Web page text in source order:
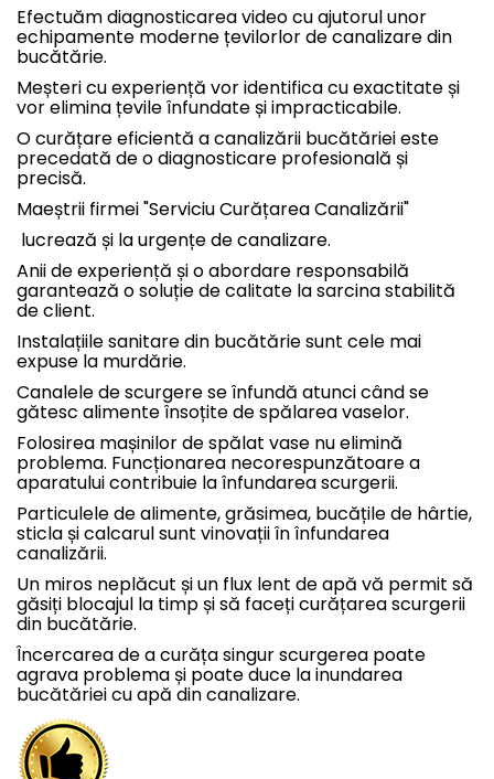
Efectuăm diagnosticarea video cu ajutorul unor
echipamente moderne țevilorlor de canalizare din
bucătărie.
Meșteri cu experiență vor identifica cu exactitate și
vor elimina țevile înfundate și impracticabile.
O curățare eficientă a canalizării bucătăriei este
precedată de o diagnosticare profesională și
precisă.
Maeștrii firmei "Serviciu Curățarea Canalizării"
lucrează și la urgențe de canalizare.
Anii de experiență și o abordare responsabilă
garantează o soluție de calitate la sarcina stabilită
de client.
Instalațiile sanitare din bucătărie sunt cele mai
expuse la murdărie.
Canalele de scurgere se înfundă atunci când se
gătesc alimente însoțite de spălarea vaselor.
Folosirea mașinilor de spălat vase nu elimină
problema. Funcționarea necorespunzătoare a
aparatului contribuie la înfundarea scurgerii.
Particulele de alimente, grăsimea, bucățile de hârtie,
sticla și calcarul sunt vinovații în înfundarea
canalizării.
Un miros neplăcut și un flux lent de apă vă permit să
găsiți blocajul la timp și să faceți curățarea scurgerii
din bucătărie.
Încercarea de a curăța singur scurgerea poate
agrava problema și poate duce la inundarea
bucătăriei cu apă din canalizare.